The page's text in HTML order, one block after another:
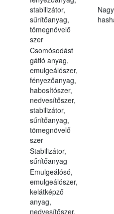
stabilizátor,
sűrítőanyag,
tömegnövelő
szer
Csomósodást
gátló anyag,
emulgeálószer,
fényezőanyag,
habosítószer,
nedvesítőszer,
stabilizátor,
sűrítőanyag,
tömegnövelő
szer
Stabilizátor,
sűrítőanyag
Emulgeálósó,
emulgeálószer,
kelátképző
anyag,
nedvesítőszer,